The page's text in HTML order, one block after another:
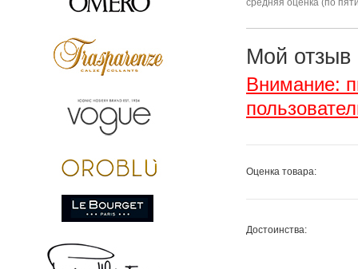
средняя оценка (по
Мой отзыв
Внимание:
Оценка товара:
Достоинства: